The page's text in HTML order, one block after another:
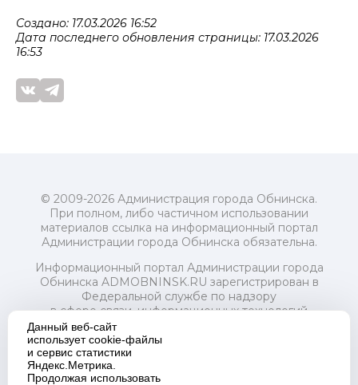
Создано: 17.03.2026 16:52
Дата последнего обновления страницы: 17.03.2026
16:53
© 2009-2026 Администрация города Обнинска.
При полном, либо частичном использовании
материалов ссылка на информационный портал
Администрации города Обнинска обязательна.
Информационный портал Администрации города
Обнинска ADMOBNINSK.RU зарегистрирован в
Федеральной службе по надзору
в сфере связи, информационных технологий
и массовых коммуникаций (Роскомнадзор) 24 июля
2018 года.
Свидетельство о регистрации Эл № ФС77-73321
Учредитель: Администрация (исполнительно-
Данный веб-сайт
использует cookie-файлы
и сервис статистики
Яндекс.Метрика.
Продолжая использовать